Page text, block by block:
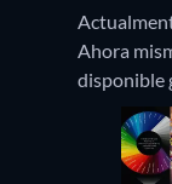
Ahora
disponible